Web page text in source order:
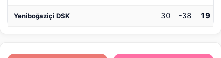
Yeniboğaziçi DSK 30 -38 19